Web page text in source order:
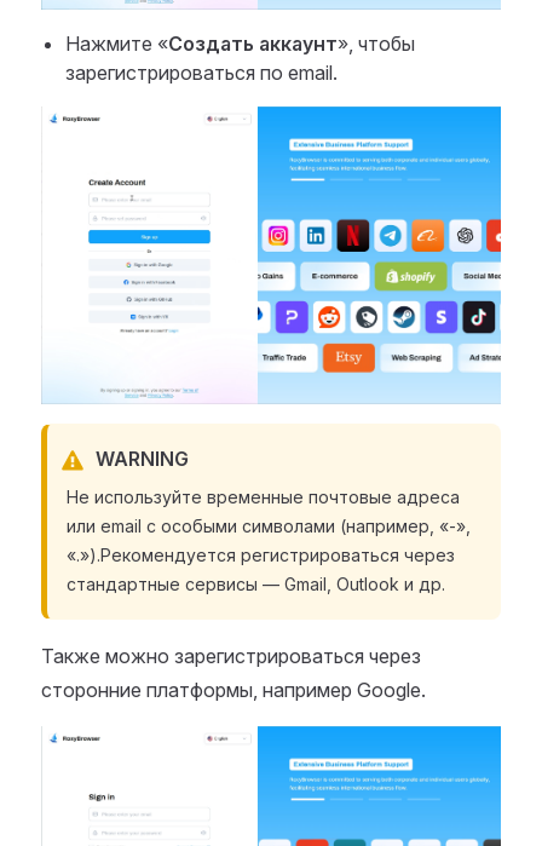
Нажмите «Создать аккаунт», чтобы
зарегистрироваться по email.
WARNING
Не используйте временные почтовые адреса
или email с особыми символами (например, «-»,
«.»).Рекомендуется регистрироваться через
стандартные сервисы — Gmail, Outlook и др.
Также можно зарегистрироваться через
сторонние платформы, например Google.